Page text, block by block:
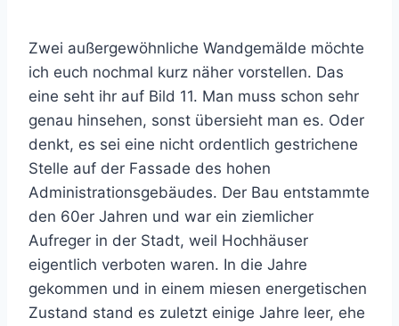
Zwei außergewöhnliche Wandgemälde möchte
ich euch nochmal kurz näher vorstellen. Das
eine seht ihr auf Bild 11. Man muss schon sehr
genau hinsehen, sonst übersieht man es. Oder
denkt, es sei eine nicht ordentlich gestrichene
Stelle auf der Fassade des hohen
Administrationsgebäudes. Der Bau entstammte
den 60er Jahren und war ein ziemlicher
Aufreger in der Stadt, weil Hochhäuser
eigentlich verboten waren. In die Jahre
gekommen und in einem miesen energetischen
Zustand stand es zuletzt einige Jahre leer, ehe